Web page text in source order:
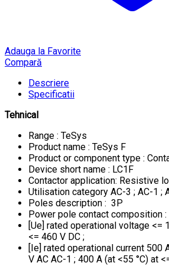
Adauga la Favorite
Compară
Descriere
Specificatii
Tehnical
Range : TeSys
Product name : TeSys F
Product or component type :
Device short name : LC1F
Contactor application: Resistive
Utilisation category AC-3 ; AC-1 ;
Poles description : 3P
Power pole contact composition :
[Ue] rated operational voltage <=
<= 460 V DC ;
[Ie] rated operational current 500
V AC AC-1 ; 400 A (at <55 °C) at